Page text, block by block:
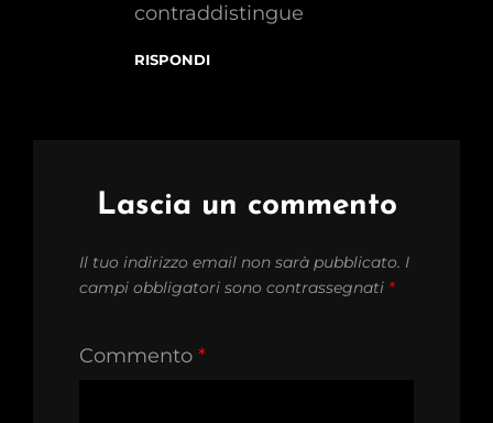
contraddistingue
RISPONDI
Lascia un commento
Il tuo indirizzo email non sarà pubblicato. I
campi obbligatori sono contrassegnati *
Commento *